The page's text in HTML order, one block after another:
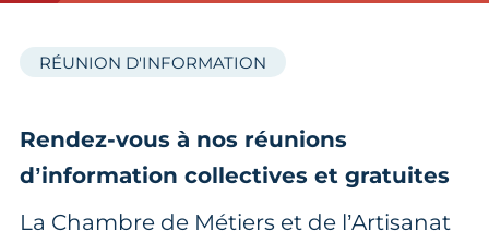
RÉUNION D'INFORMATION
Rendez-vous à nos réunions
d’information collectives et gratuites
La Chambre de Métiers et de l’Artisanat